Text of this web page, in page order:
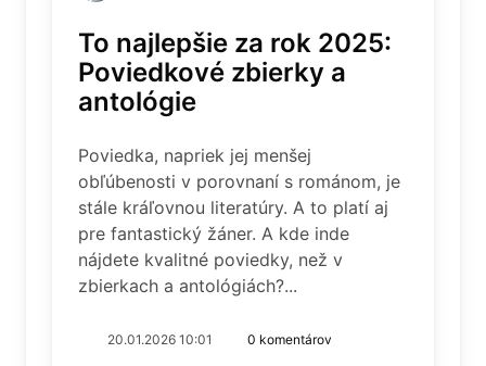
To najlepšie za rok 2025:
Poviedkové zbierky a
antológie
Poviedka, napriek jej menšej
obľúbenosti v porovnaní s románom, je
stále kráľovnou literatúry. A to platí aj
pre fantastický žáner. A kde inde
nájdete kvalitné poviedky, než v
zbierkach a antológiách?...
20.01.2026 10:01 0 komentárov